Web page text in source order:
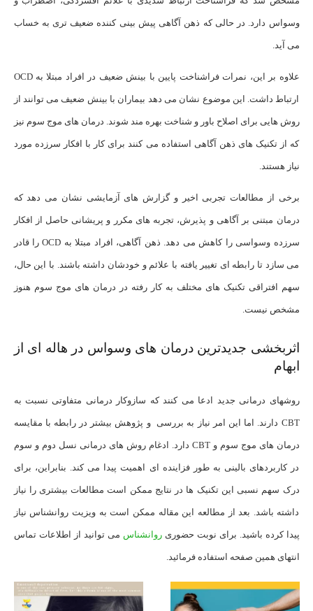
وسواس دارد. در حالی که ذهن آگاهی پیش بینی کننده ضعیف تری به خساب
می آید.
علاوه بر این، نمرات فراشناخت پایین با بینش ضعیف در افراد مبتلا به OCD
ارتباط داشت. این موضوع نشان می دهد بیماران با بینش ضعیف می توانند از
روش هایی برای اصلاح باور و شناخت بهره مند شوند. درمان های موج سوم نیز
که از تکنیک های ذهن آگاهی استفاده می کنند برای کار با افکار سرزده مورد
نیاز هستند.
برخی از مطالعات تجربی اخیر و گزارش های آزمایشی نشان می دهد که
درمان مبتنی بر آگاهی و پذیرش، تجربه های مکرر و پریشانی حاصل از افکار
سرزده وسواسی را کاهش می دهد. ذهن آگاهی، افراد مبتلا به OCD را قادر
می سازد تا رابطه ای تغییر یافته با علائم و خودشان داشته باشند. با این حال،
سهم افتراقی تکنیک های مختلف به کار رفته در درمان های موج سوم هنوز
مشخص نیست.
اثربخشی جدیدترین درمان های وسواس در هاله ای از
ابهام
روشهای درمانی جدید ادعا می كنند كه سازوكار درمانی متفاوتی نسبت به
CBT دارند. اما این امر نیاز به بررسی و پژوهش بیشتر در رابطه با مقایسه
درمان های موج سوم و CBT دارد. ادغام روش های درمانی نسل دوم و سوم
در کاربردهای بالینی به طور فزاینده ای اهمیت پیدا می کند. بنابراین، برای
درک سهم نسبی این تکنیک ها در نتایج ممکن است مطالعات بیشتری را نیاز
داشته باشد. بعد از مطالعه این مقاله ممکن است به ویزیت روانشناس نیاز
پیدا کرده باشید. برای نوبت حضوریروانشناس می توانید از اطلاعات تماس
انتهای همین صفحه استفاده فرمائید.